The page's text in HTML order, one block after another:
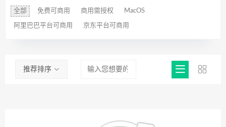
全部 免费可商用 商用需授权 MacOS
阿里巴巴平台可商用 京东平台可商用
推荐排序